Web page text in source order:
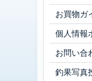
お買物ガ
個人情報
お問い合
釣果写真